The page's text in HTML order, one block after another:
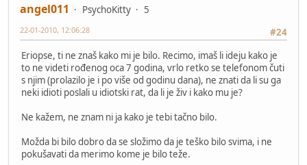
angel011 PsychoKitty
5
#24
22-01-2010, 12:06:28
Eriopse, ti ne znaš kako mi je bilo. Recimo, imaš li ideju kako je
to ne videti rođenog oca 7 godina, vrlo retko se telefonom čuti
s njim (prolazilo je i po više od godinu dana), ne znati da li su ga
neki idioti poslali u idiotski rat, da li je živ i kako mu je?
Ne kažem, ne znam ni ja kako je tebi tačno bilo.
Možda bi bilo dobro da se složimo da je teško bilo svima, i ne
pokušavati da merimo kome je bilo teže.